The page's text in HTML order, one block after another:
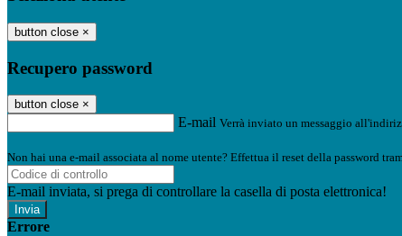
button close ×
Recupero password
button close ×
E-mail Verrà inviato un messaggio
Non hai una e-mail associata al nome utente? Effettua il reset della password
E-mail inviata, si prega di controllare la casella di posta elettronica!
Errore